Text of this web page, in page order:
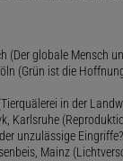
(Der globale Mensch
(Grün ist die
in der
Karlsruhe
unzulässige
Mainz